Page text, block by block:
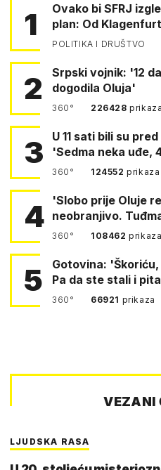
1
Ovako bi SFRJ
plan: Od
POLITIKA I DRUŠTVO
2
Srpski vojnik: '12
dogodila Oluja'
360° 226428prikaza
3
U 11 sati bili su pred Kninom. Gotovina:
'Sedma neka uđe,
360° 124552prikaza
4
'Slobo prije Oluje
neobranjivo.
360° 108462prikaza
5
Gotovina:
Pa da ste stali i
360° 66921 prikaza
VEZANI
LJUDSKA RASA